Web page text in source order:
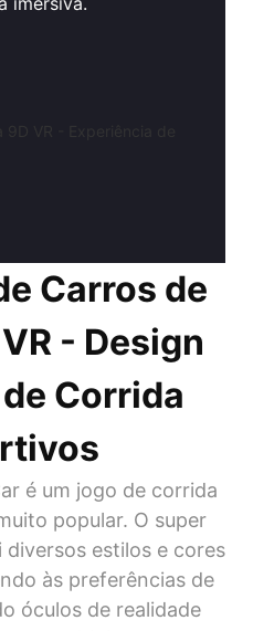
Carros de
- Design
Corrida
é um jogo de corrida
popular. O super
estilos e cores
às preferências de
óculos de realidade